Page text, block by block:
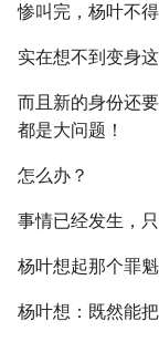
惨叫完，杨叶不
实在想不到变身
而且新的身份还
都是大问题！
怎么办？
事情已经发生，
杨叶想起那个罪
杨叶想：既然能